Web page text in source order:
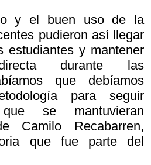
y el buen uso de la
pudieron así llegar
estudiantes y mantener
durante las
que debíamos
para seguir
se mantuvieran
Camilo Recabarren,
que fue parte del